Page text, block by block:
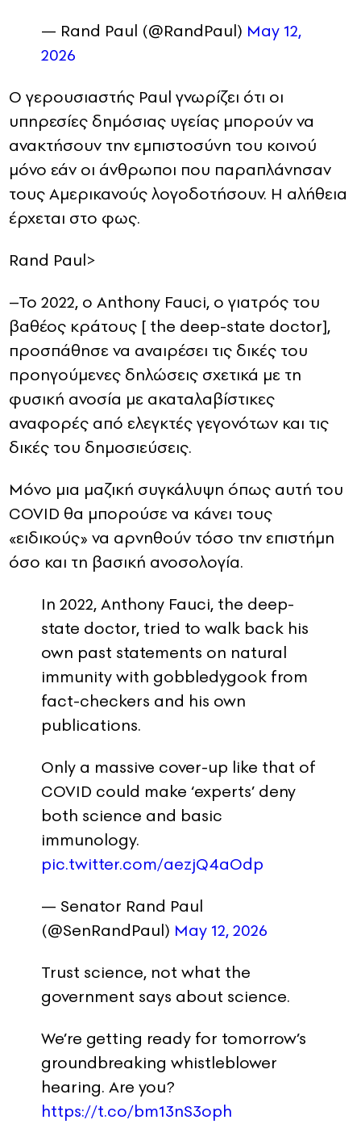
— Rand Paul (@RandPaul) May 12,
2026
Ο γερουσιαστής Paul γνωρίζει ότι οι
υπηρεσίες δημόσιας υγείας μπορούν να
ανακτήσουν την εμπιστοσύνη του κοινού
μόνο εάν οι άνθρωποι που παραπλάνησαν
τους Αμερικανούς λογοδοτήσουν. Η αλήθεια
έρχεται στο φως.
Rand Paul>
–Το 2022, ο Anthony Fauci, ο γιατρός του
βαθέος κράτους [ the deep-state doctor],
προσπάθησε να αναιρέσει τις δικές του
προηγούμενες δηλώσεις σχετικά με τη
φυσική ανοσία με ακαταλαβίστικες
αναφορές από ελεγκτές γεγονότων και τις
δικές του δημοσιεύσεις.
Μόνο μια μαζική συγκάλυψη όπως αυτή του
COVID θα μπορούσε να κάνει τους
«ειδικούς» να αρνηθούν τόσο την επιστήμη
όσο και τη βασική ανοσολογία.
In 2022, Anthony Fauci, the deep-
state doctor, tried to walk back his
own past statements on natural
immunity with gobbledygook from
fact-checkers and his own
publications.
Only a massive cover-up like that of
COVID could make ‘experts’ deny
both science and basic
immunology.
pic.twitter.com/aezjQ4aOdp
— Senator Rand Paul
(@SenRandPaul) May 12, 2026
Trust science, not what the
government says about science.
We’re getting ready for tomorrow’s
groundbreaking whistleblower
hearing. Are you?
https://t.co/bm13nS3oph